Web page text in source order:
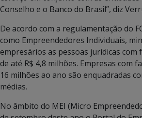
Conselho e o Banco do Brasil”, diz
De acordo com a regulamentação do
como Empreendedores Individuais,
empresários as pessoas jurídicas
de até R$ 4,8 milhões. Empresas com
16 milhões ao ano são enquadradas
médias.
No âmbito do MEI (Micro